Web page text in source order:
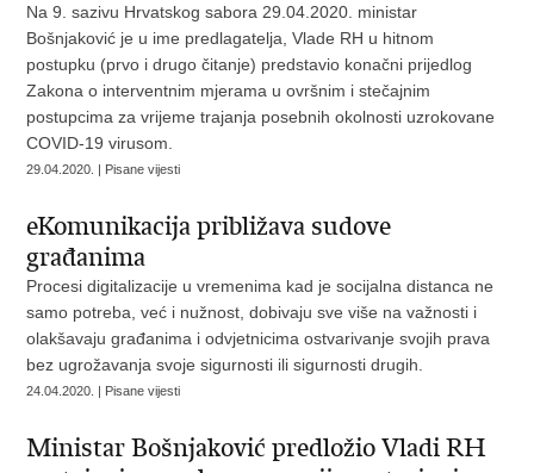
Na 9. sazivu Hrvatskog sabora 29.04.2020. ministar
Bošnjaković je u ime predlagatelja, Vlade RH u hitnom
postupku (prvo i drugo čitanje) predstavio konačni prijedlog
Zakona o interventnim mjerama u ovršnim i stečajnim
postupcima za vrijeme trajanja posebnih okolnosti uzrokovane
COVID-19 virusom.
29.04.2020. | Pisane vijesti
eKomunikacija približava sudove
građanima
Procesi digitalizacije u vremenima kad je socijalna distanca ne
samo potreba, već i nužnost, dobivaju sve više na važnosti i
olakšavaju građanima i odvjetnicima ostvarivanje svojih prava
bez ugrožavanja svoje sigurnosti ili sigurnosti drugih.
24.04.2020. | Pisane vijesti
Ministar Bošnjaković predložio Vladi RH